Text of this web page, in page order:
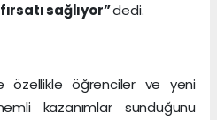
sağlıyor”dedi.
özellikle öğrenciler ve yeni
kazanımlar sunduğunu